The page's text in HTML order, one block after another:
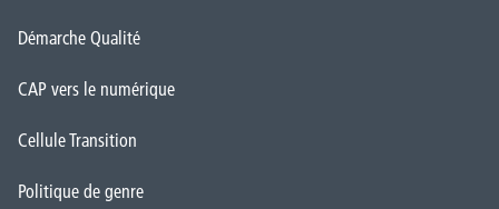
Démarche Qualité
CAP vers le numérique
Cellule Transition
Politique de genre